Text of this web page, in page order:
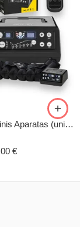
Limfodrenažinis Aparatas (universalus) C6
€